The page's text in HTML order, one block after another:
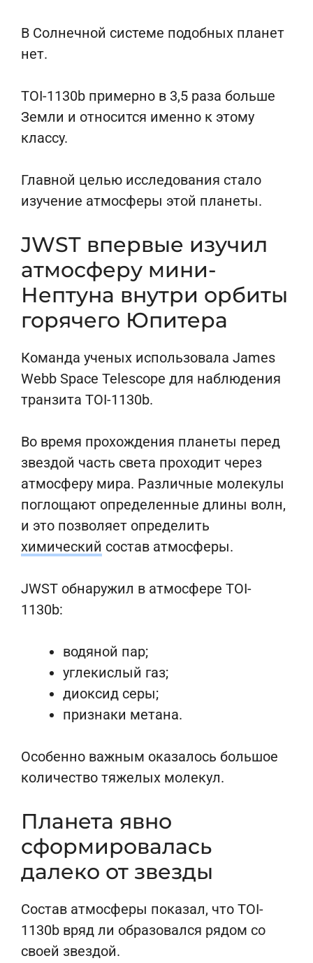
В Солнечной системе подобных планет
нет.
TOI-1130b примерно в 3,5 раза больше
Земли и относится именно к этому
классу.
Главной целью исследования стало
изучение атмосферы этой планеты.
JWST впервые изучил
атмосферу мини-
Нептуна внутри орбиты
горячего Юпитера
Команда ученых использовала James
Webb Space Telescope для наблюдения
транзита TOI-1130b.
Во время прохождения планеты перед
звездой часть света проходит через
атмосферу мира. Различные молекулы
поглощают определенные длины волн,
и это позволяет определить
химический состав атмосферы.
JWST обнаружил в атмосфере TOI-
1130b:
водяной пар;
углекислый газ;
диоксид серы;
признаки метана.
Особенно важным оказалось большое
количество тяжелых молекул.
Планета явно
сформировалась
далеко от звезды
Состав атмосферы показал, что TOI-
1130b вряд ли образовался рядом со
своей звездой.